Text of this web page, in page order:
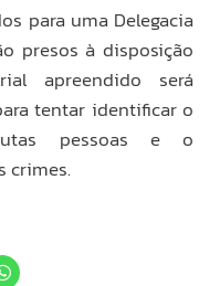
para uma Delegacia
presos à disposição
apreendido será
tentar identificar o
pessoas e o
crimes.